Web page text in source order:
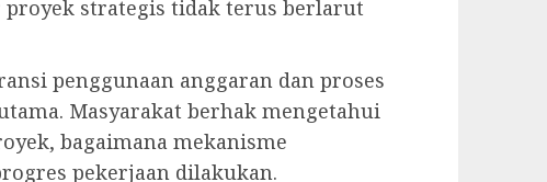
strategis tidak terus berlarut
penggunaan anggaran dan proses
Masyarakat berhak mengetahui
bagaimana mekanisme
pekerjaan dilakukan.